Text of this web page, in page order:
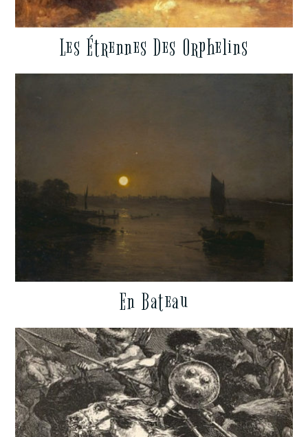
Les Étrennes Des Orphelins
En Bateau